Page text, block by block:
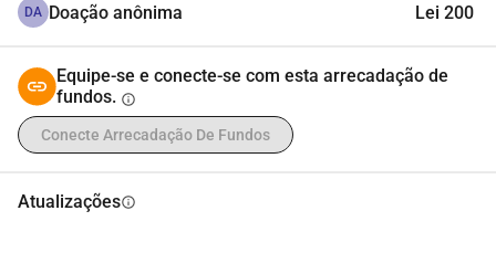
DA Doação anônima Lei 200
Equipe-se e conecte-se com esta arrecadação de
fundos. info
Conecte Arrecadação De Fundos
Atualizaçõesinfo